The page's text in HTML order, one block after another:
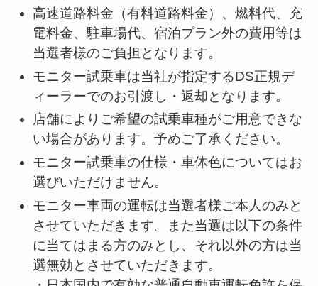
高速道路料金（有料道路料金）、燃料代、充
電料金、駐車場代、宿泊プラン外の費用等は
当選者様のご負担となります。
モニター試乗車は当社が指定するDS正規デ
ィーラーでのお引渡し・返却となります。
店舗によりご希望の試乗車種がご用意できな
い場合があります。予めご了承ください。
モニター試乗車の仕様・車体色についてはお
選びいただけません。
モニター車両の運転は当選者様ご本人のみと
させていただきます。また当選は以下の条件
に当てはまる方のみとし、それ以外の方は当
選無効とさせていただきます。